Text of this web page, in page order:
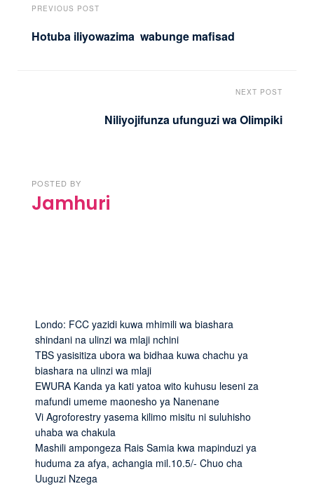
PREVIOUS POST
Hotuba iliyowazima wabunge mafisad
NEXT POST
Niliyojifunza ufunguzi wa Olimpiki
POSTED BY
Jamhuri
Londo: FCC yazidi kuwa mhimili wa biashara
shindani na ulinzi wa mlaji nchini
TBS yasisitiza ubora wa bidhaa kuwa chachu ya
biashara na ulinzi wa mlaji
EWURA Kanda ya kati yatoa wito kuhusu leseni za
mafundi umeme maonesho ya Nanenane
Vi Agroforestry yasema kilimo misitu ni suluhisho
uhaba wa chakula
Mashili ampongeza Rais Samia kwa mapinduzi ya
huduma za afya, achangia mil.10.5/- Chuo cha
Uuguzi Nzega